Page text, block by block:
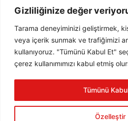
Gizliliğinize değer
Tarama deneyiminizi geliştirmek,
veya içerik sunmak ve trafiğimizi
kullanıyoruz. "Tümünü Kabul Et"
çerez kullanımımızı kabul etmiş
Özelleştir
Tümünü
ABONE OL
ABONE OL
okudum,